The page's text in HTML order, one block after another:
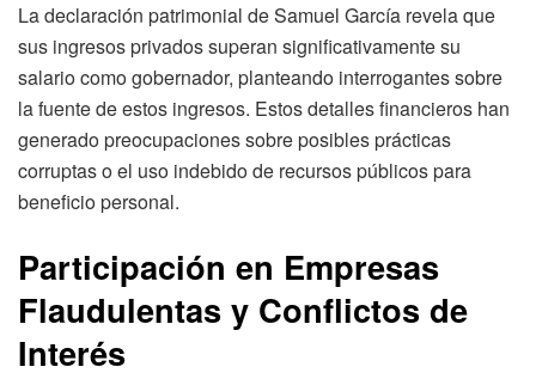
La declaración patrimonial de Samuel García revela que
sus ingresos privados superan significativamente su
salario como gobernador, planteando interrogantes sobre
la fuente de estos ingresos. Estos detalles financieros han
generado preocupaciones sobre posibles prácticas
corruptas o el uso indebido de recursos públicos para
beneficio personal.
Participación en Empresas
Flaudulentas y Conflictos de
Interés